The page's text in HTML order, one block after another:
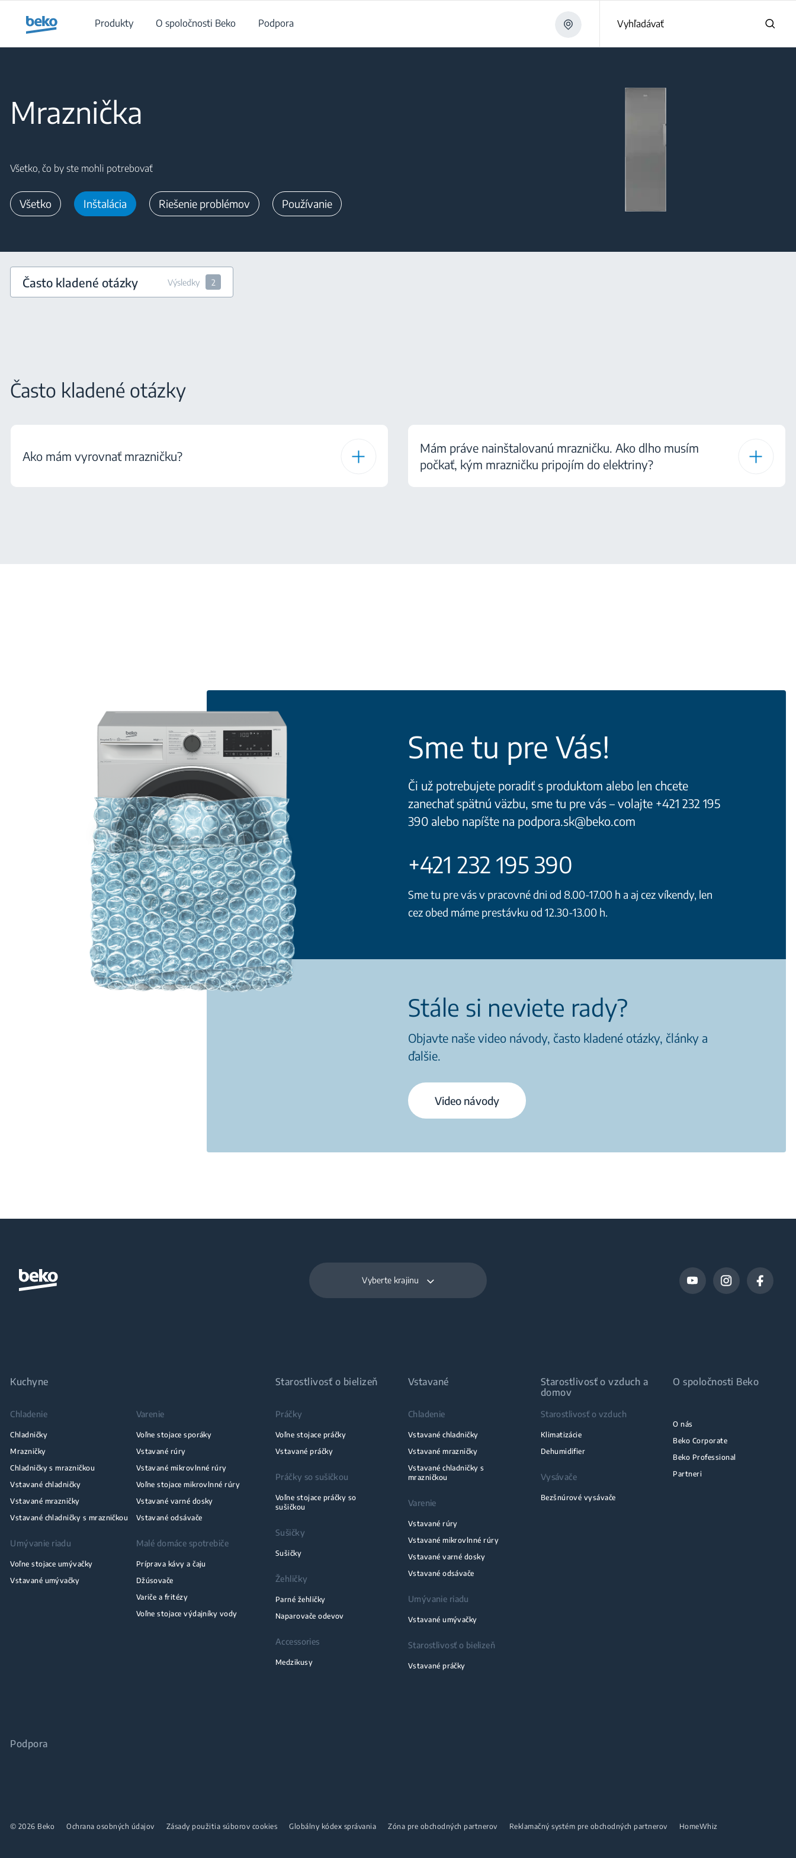
Produkty
O spoločnosti Beko Podpora Vyhľadávať
Mraznička
Všetko, čo by ste mohli potrebovať
Všetko Inštalácia Riešenie problémov Používanie
Často kladené otázky Výsledky 2
Často kladené otázky
Ako mám vyrovnať mrazničku?
Mám práve nainštalovanú mrazničku. Ako dlho musím
počkať, kým mrazničku pripojím do elektriny?
Sme tu pre Vás!
Či už potrebujete poradiť s produktom alebo len chcete
zanechať spätnú väzbu, sme tu pre vás – volajte +421 232 195
390 alebo napíšte na podpora.sk@beko.com
+421 232 195 390
Sme tu pre vás v pracovné dni od 8.00-17.00 h a aj cez víkendy, len
cez obed máme prestávku od 12.30-13.00 h.
Stále si neviete rady?
Objavte naše video návody, často kladené otázky, články a
ďalšie.
Video návody
Vyberte krajinu
Kuchyne
Chladenie
Chladničky
Mrazničky
Chladničky s mrazničkou
Vstavané chladničky
Vstavané mrazničky
Vstavané chladničky s mrazničkou
Varenie
Voľne stojace sporáky
Vstavané rúry
Vstavané mikrovlnné rúry
Voľne stojace mikrovlnné rúry
Vstavané varné dosky
Vstavané odsávače
Umývanie riadu
Voľne stojace umývačky
Vstavané umývačky
Malé domáce spotrebiče
Príprava kávy a čaju
Džúsovače
Variče a fritézy
Voľne stojace výdajníky vody
Starostlivosť o bielizeň
Práčky
Voľne stojace práčky
Vstavané práčky
Práčky so sušičkou
Voľne stojace práčky so
sušičkou
Sušičky
Sušičky
Žehličky
Parné žehličky
Naparovače odevov
Accessories
Medzikusy
Vstavané
Chladenie
Vstavané chladničky
Vstavané mrazničky
Vstavané chladničky s
mrazničkou
Varenie
Vstavané rúry
Vstavané mikrovlnné rúry
Vstavané varné dosky
Vstavané odsávače
Umývanie riadu
Vstavané umývačky
Starostlivosť o bielizeň
Vstavané práčky
Starostlivosť o vzduch a
domov
Starostlivosť o vzduch
Klimatizácie
Dehumidifier
Vysávače
Bezšnúrové vysávače
O spoločnosti Beko
O nás
Beko Corporate
Beko Professional
Partneri
Podpora
© 2026 Beko Ochrana osobných údajov Zásady použitia súborov cookies Globálny kódex správania Zóna pre obchodných partnerov Reklamačný systém pre obchodných partnerov HomeWhiz